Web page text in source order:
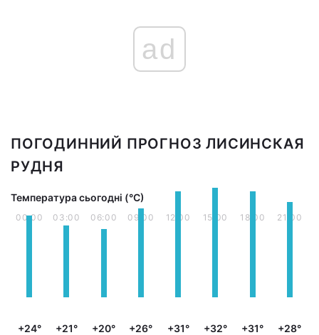
ad
ПОГОДИННИЙ ПРОГНОЗ ЛИСИНСКАЯ
РУДНЯ
Температура сьогодні (°С)
00:00
+24°
03:00
+21°
06:00
+20°
09:00
+26°
12:00
+31°
15:00
+32°
18:00
+31°
21:00
+28°